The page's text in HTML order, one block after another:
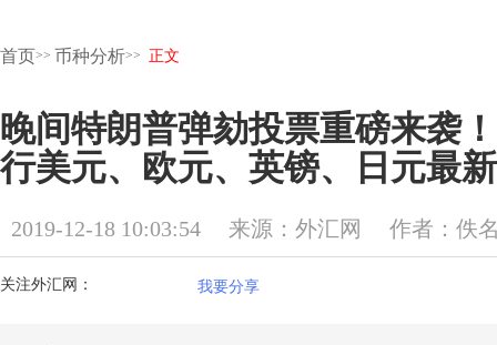
首页>> 币种分析>> 正文
晚间特朗普弹劾投票重磅来袭
行美元、欧元、英镑、日元最
2019-12-18 10:03:54 来源：外汇网 作者：佚
关注外汇网： 我要分享